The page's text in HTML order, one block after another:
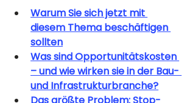
Warum Sie sich jetzt mit
diesem Thema beschäftigen
sollten
Was sind Opportunitätskosten
– und wie wirken sie in der Bau-
und Infrastrukturbranche?